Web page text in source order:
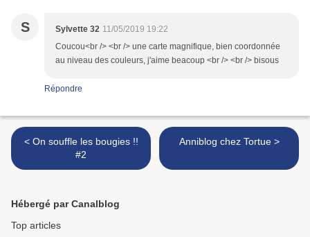
S Sylvette 32 11/05/2019 19:22
Coucou<br /> <br /> une carte magnifique, bien coordonnée
au niveau des couleurs, j'aime beacoup <br /> <br /> bisous
Répondre
< On souffle les bougies !!
#2
Anniblog chez Tortue >
Hébergé par Canalblog
Top articles